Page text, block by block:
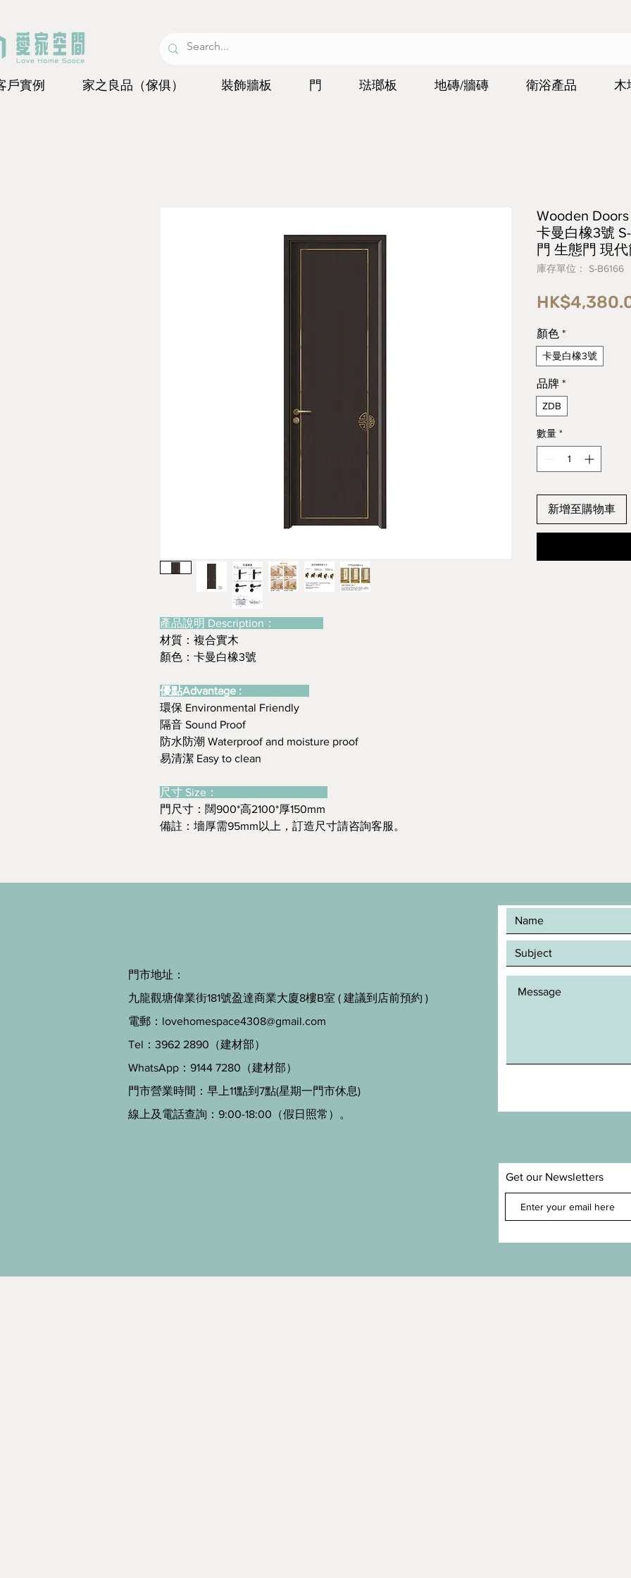
戶實例 家之良品（傢俱） 裝飾牆板 門 琺瑯板 地磚/牆磚 衛浴產品 木
產品說明 Description：
材質：複合實木
顏色：卡曼白橡3號
優點Advantage :
環保 Environmental Friendly
隔音 Sound Proof
防水防潮 Waterproof and moisture proof
易清潔 Easy to clean
尺寸 Size：
門尺寸：闊900*高2100*厚150mm
備註：墻厚需95mm以上，訂造尺寸請咨詢客服。
Wooden
卡曼白橡3號
門 生態門 現
庫存單位： S-B6166
顏色 *
卡曼白橡3號
品牌 *
ZDB
數量 *
新增至購物車
門市地址：
九龍觀塘偉業街181號盈達商業大廈8樓B室 ( 建議到店前預約 )
電郵： lovehomespace4308@gmail.com
Tel：3962 2890（建材部）
WhatsApp：9144 7280（建材部）
門市營業時間：早上11點到7點(星期一門市休息)
線上及電話查詢：9:00-18:00（假日照常）。
Get our Newsletters